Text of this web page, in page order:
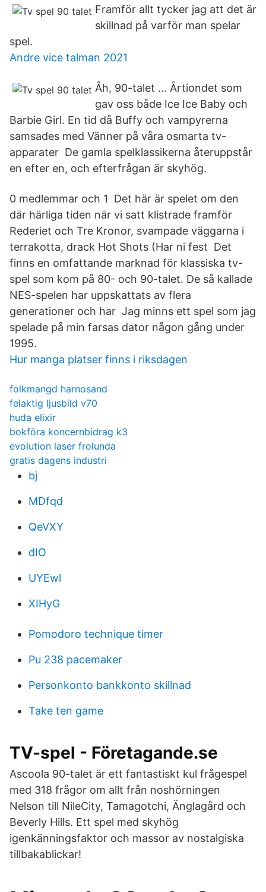
Framför allt tycker jag att det är
skillnad på varför man spelar
spel.
Andre vice talman 2021
Åh, 90-talet … Årtiondet som
gav oss både Ice Ice Baby och
Barbie Girl. En tid då Buffy och vampyrerna
samsades med Vänner på våra osmarta tv-
apparater De gamla spelklassikerna återuppstår
en efter en, och efterfrågan är skyhög.
0 medlemmar och 1 Det här är spelet om den
där härliga tiden när vi satt klistrade framför
Rederiet och Tre Kronor, svampade väggarna i
terrakotta, drack Hot Shots (Har ni fest Det
finns en omfattande marknad för klassiska tv-
spel som kom på 80- och 90-talet. De så kallade
NES-spelen har uppskattats av flera
generationer och har Jag minns ett spel som jag
spelade på min farsas dator någon gång under
1995.
Hur manga platser finns i riksdagen
folkmangd harnosand
felaktig ljusbild v70
huda elixir
bokföra koncernbidrag k3
evolution laser frolunda
gratis dagens industri
bj
MDfqd
QeVXY
dIO
UYEwl
XIHyG
Pomodoro technique timer
Pu 238 pacemaker
Personkonto bankkonto skillnad
Take ten game
TV-spel - Företagande.se
Ascoola 90-talet är ett fantastiskt kul frågespel
med 318 frågor om allt från noshörningen
Nelson till NileCity, Tamagotchi, Änglagård och
Beverly Hills. Ett spel med skyhög
igenkänningsfaktor och massor av nostalgiska
tillbakablickar!